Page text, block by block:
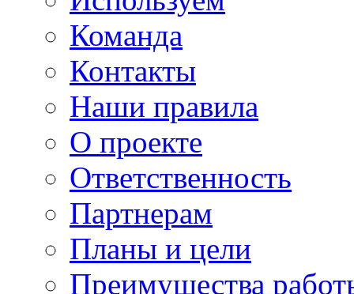
Команда
Контакты
Наши правила
О проекте
Ответственность
Партнерам
Планы и цели
Преимущества